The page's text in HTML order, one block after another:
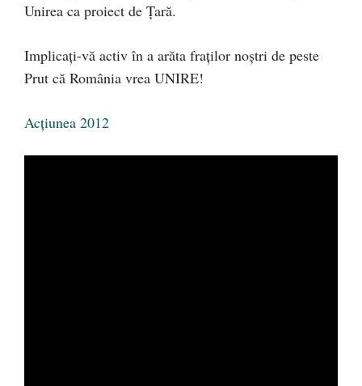
Unirea ca proiect de Țară.
Implicați-vă activ în a arăta fraților noștri de peste
Prut că România vrea UNIRE!
Acțiunea 2012